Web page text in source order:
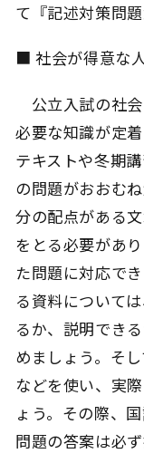
て『記述対策問
■ 社会が得意な
公立入試の社会
必要な知識が定
テキストや冬期
の問題がおおむ
分の配点がある
をとる必要があ
た問題に対応で
る資料について
るか、説明でき
めましょう。そ
などを使い、実
ょう。その際、
問題の答案は必